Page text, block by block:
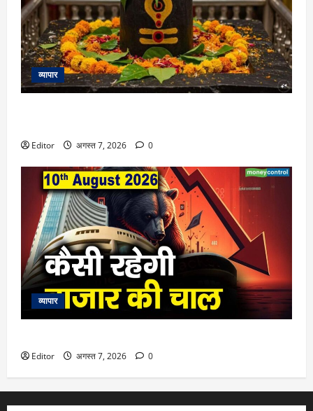
व्यापार
Editor अगस्त 7, 2026 0
व्यापार
Editor अगस्त 7, 2026 0